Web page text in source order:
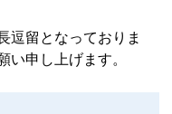
逗留となっておりま
い申し上げます。